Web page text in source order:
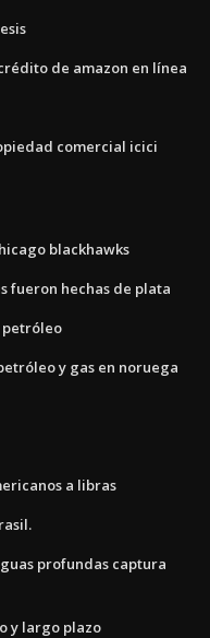
de amazon en línea
comercial icici
blackhawks
fueron hechas de plata
petróleo
y gas en noruega
a libras
profundas captura
y largo plazo